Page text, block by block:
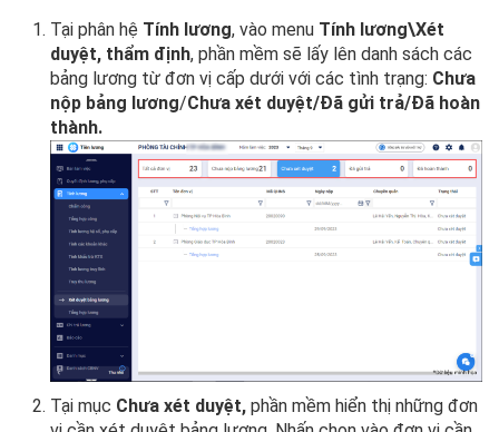
Tại phân hệ Tính lương, vào menu Tính lương\Xét
duyệt, thẩm định, phần mềm sẽ lấy lên danh sách các
bảng lương từ đơn vị cấp dưới với các tình trạng: Chưa
nộp bảng lương/Chưa xét duyệt/Đã gửi trả/Đã hoàn
thành.
Tại mục Chưa xét duyệt, phần mềm hiển thị những đơn